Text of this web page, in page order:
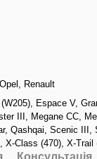
Opel , Renault
, Espace V,
III , Megane CC,
, Qashqai, Scenic III ,
, X-Class (470), X-Trail
Консультація